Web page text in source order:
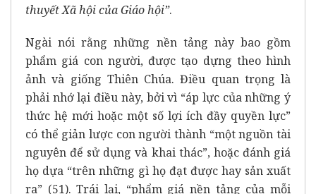
thuyết Xã hội của Giáo hội”.
Ngài nói rằng những nền tảng này bao gồm
phẩm giá con người, được tạo dựng theo hình
ảnh và giống Thiên Chúa. Điều quan trọng là
phải nhớ lại điều này, bởi vì “áp lực của những ý
thức hệ mới hoặc một số lợi ích đầy quyền lực”
có thể giản lược con người thành “một nguồn tài
nguyên để sử dụng và khai thác”, hoặc đánh giá
họ dựa “trên những gì họ đạt được hay sản xuất
ra” (51). Trái lại, “phẩm giá nền tảng của mỗi